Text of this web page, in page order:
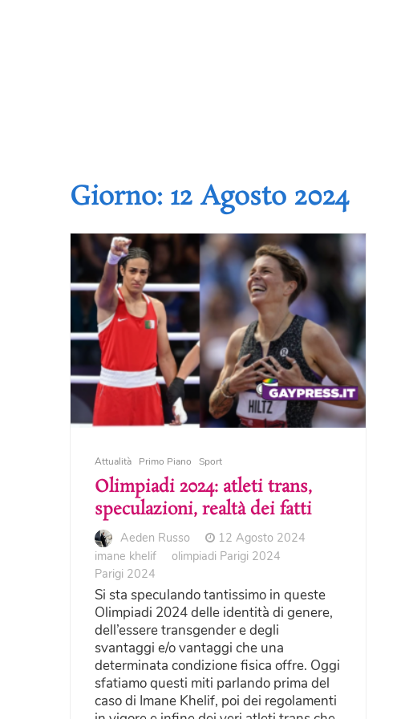
Giorno: 12 Agosto 2024
Attualità Primo Piano Sport
Olimpiadi 2024: atleti trans,
speculazioni, realtà dei fatti
Aeden Russo
12 Agosto 2024
imane khelif
olimpiadi Parigi 2024
Parigi 2024
Si sta speculando tantissimo in queste
Olimpiadi 2024 delle identità di genere,
dell’essere transgender e degli
svantaggi e/o vantaggi che una
determinata condizione fisica offre. Oggi
sfatiamo questi miti parlando prima del
caso di Imane Khelif, poi dei regolamenti